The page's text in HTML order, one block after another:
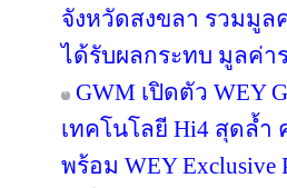
จังหวัดสงขลา รวมมู
ได้รับผลกระทบ มูลค่า
GWM เปิดตัว WEY
เทคโนโลยี Hi4 สุดล้
พร้อม WEY